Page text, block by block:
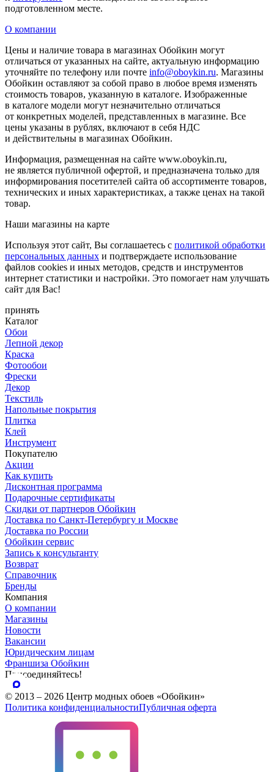
подготовленном месте.
О компании
Цены и наличие товара в магазинах Обойкин могут
отличаться от указанных на сайте, актуальную информацию
уточняйте по телефону или почте info@oboykin.ru. Магазины
Обойкин оставляют за собой право в любое время изменять
стоимость товаров, указанную в каталоге. Изображенные
в каталоге модели могут незначительно отличаться
от конкретных моделей, представленных в магазине. Все
цены указаны в рублях, включают в себя НДС
и действительны в магазинах Обойкин.
Информация, размещенная на сайте www.oboykin.ru,
не является публичной офертой, и предназначена только для
информирования посетителей сайта об ассортименте товаров,
технических и иных характеристиках, а также ценах на такой
товар.
Наши магазины на карте
Используя этот сайт, Вы соглашаетесь с политикой обработки
персональных данных и подтверждаете использование
файлов cookies и иных методов, средств и инструментов
интернет статистики и настройки. Это помогает нам улучшать
сайт для Вас!
принять
Каталог
Обои
Лепной декор
Краска
Фотообои
Фрески
Декор
Текстиль
Напольные покрытия
Плитка
Клей
Инструмент
Покупателю
Акции
Как купить
Дисконтная программа
Подарочные сертификаты
Скидки от партнеров Обойкин
Доставка по Санкт-Петербургу и Москве
Доставка по России
Обойкин сервис
Запись к консультанту
Возврат
Справочник
Бренды
Компания
О компании
Магазины
Новости
Вакансии
Юридическим лицам
Франшиза Обойкин
Присоединяйтесь!
© 2013 – 2026 Центр модных обоев «Обойкин»
Политика конфиденциальностиПубличная оферта